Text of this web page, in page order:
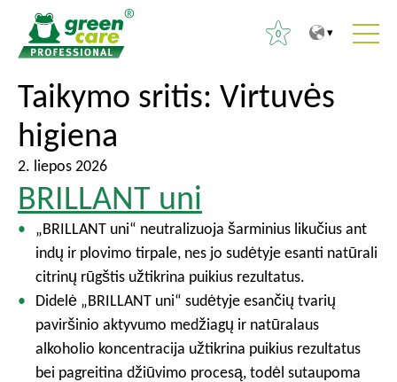
0
I
e
š
k
o
t
i
Taikymo sritis: Virtuvės
higiena
2. liepos 2026
BRILLANT uni
„BRILLANT uni“ neutralizuoja šarminius likučius ant
indų ir plovimo tirpale, nes jo sudėtyje esanti natūrali
citrinų rūgštis užtikrina puikius rezultatus.
Didelė „BRILLANT uni“ sudėtyje esančių tvarių
paviršinio aktyvumo medžiagų ir natūralaus
alkoholio koncentracija užtikrina puikius rezultatus
bei pagreitina džiūvimo procesą, todėl sutaupoma